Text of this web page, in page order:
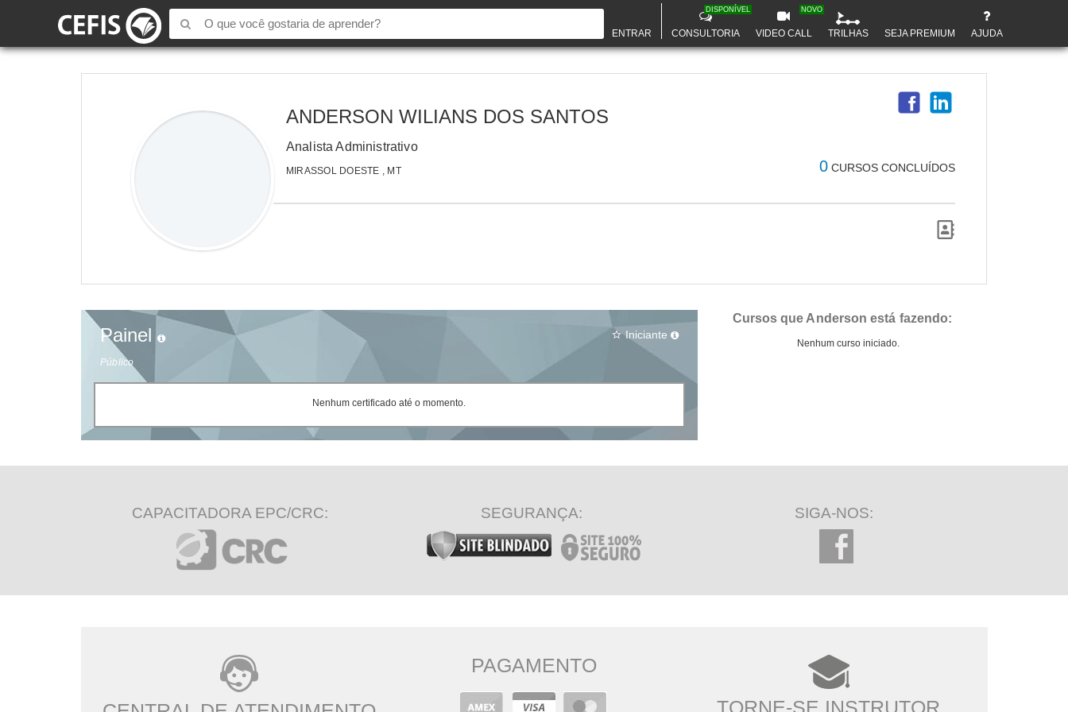
ENTRAR CONSULTORIA
DISPONÍVEL
VIDEO CALL
NOVO
TRILHAS SEJA PREMIUM AJUDA
ANDERSON WILIANS DOS SANTOS
Analista Administrativo
MIRASSOL DOESTE , MT 0 CURSOS CONCLUÍDOS
Painel
Público
star_border Iniciante
Nenhum certificado até o momento.
Cursos que Anderson está fazendo:
Nenhum curso iniciado.
CAPACITADORA EPC/CRC: SEGURANÇA: SIGA-NOS:
PAGAMENTO
TORNE-SE INSTRUTOR